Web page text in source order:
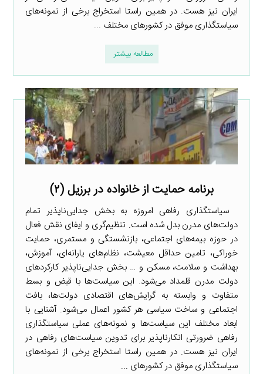
ایران نیز هست. در همین راستا استخراج برخی از نمونه‌های
سیاستگذاری موفق در کشورهای مختلف ...
مطالعه بیشتر
برنامه حمایت از خانواده در برزیل (۲)
سیاستگذاری رفاهی امروزه به بخش جدایی‌ناپذیر تمام
دولت‌های مدرن بدل شده است. تنظیم‌گری و ایفای نقش فعال
در حوزه بیمه‌های اجتماعی، بازنشستگی و مستمری، حمایت
خوراکی، تامین حداقل معیشت، نظام‌های یارانه‌ای، آموزش،
بهداشت و سلامت، مسکن و … بخش جدایی‌ناپذیر کارکردهای
دولت مدرن قلمداد می‌شود. این سیاست‌ها با قبض و بسط
متفاوت و وابسته به گرایش‌های اقتصادی دولت‌ها، بافت
اجتماعی و ساخت سیاسی هر کشور اعمال می‌شود. آشنایی با
ابعاد مختلف این سیاست‌ها و نمونه‌های عملی سیاستگذاری
رفاهی ضرورتی انکارناپذیر برای تدوین سیاست‌های رفاهی در
ایران نیز هست. در همین راستا استخراج برخی از نمونه‌های
سیاستگذاری موفق در کشورهای ...